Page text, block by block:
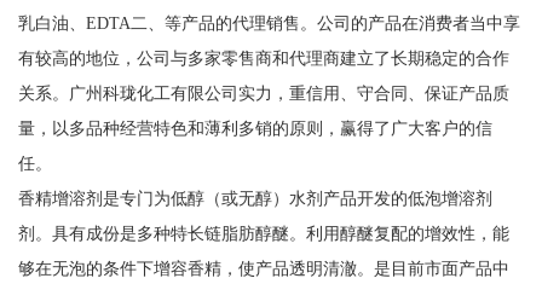
乳白油、EDTA二、等产品的代理销售。公司的产品在消费者当中享
有较高的地位，公司与多家零售商和代理商建立了长期稳定的合作
关系。广州科珑化工有限公司实力，重信用、守合同、保证产品质
量，以多品种经营特色和薄利多销的原则，赢得了广大客户的信
任。
香精增溶剂是专门为低醇（或无醇）水剂产品开发的低泡增溶剂
剂。具有成份是多种特长链脂肪醇醚。利用醇醚复配的增效性，能
够在无泡的条件下增容香精，使产品透明清澈。是目前市面产品中